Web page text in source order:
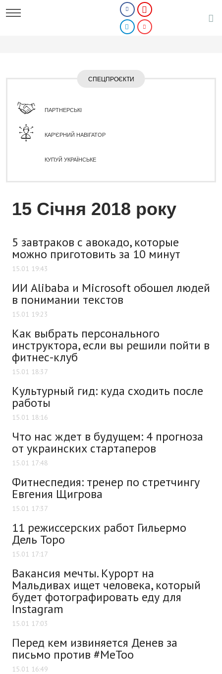
СПЕЦПРОЄКТИ
ПАРТНЕРСЬКІ
КАР'ЄРНИЙ НАВІГАТОР
КУПУЙ УКРАЇНСЬКЕ
15 Січня 2018 року
5 завтраков с авокадо, которые
можно приготовить за 10 минут
15.01 19:43
ИИ Alibaba и Microsoft обошел людей
в понимании текстов
15.01 19:23
Как выбрать персонального
инструктора, если вы решили пойти в
фитнес-клуб
15.01 18:37
Культурный гид: куда сходить после
работы
15.01 18:16
Что нас ждет в будущем: 4 прогноза
от украинских стартаперов
15.01 17:48
Фитнеспедия: тренер по стретчингу
Евгения Щигрова
15.01 17:37
11 режиссерских работ Гильермо
Дель Торо
15.01 17:17
Вакансия мечты. Курорт на
Мальдивах ищет человека, который
будет фотографировать еду для
Instagram
15.01 17:03
Перед кем извиняется Денев за
письмо против #MeToo
15.01 16:49